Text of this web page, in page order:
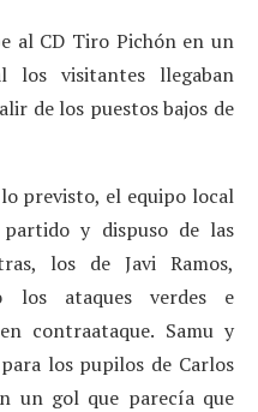
al CD Tiro Pichón en un
los visitantes llegaban
de los puestos bajos de
previsto, el equipo local
y dispuso de las
los de Javi Ramos,
los ataques verdes e
contraataque. Samu y
los pupilos de Carlos
un gol que parecía que